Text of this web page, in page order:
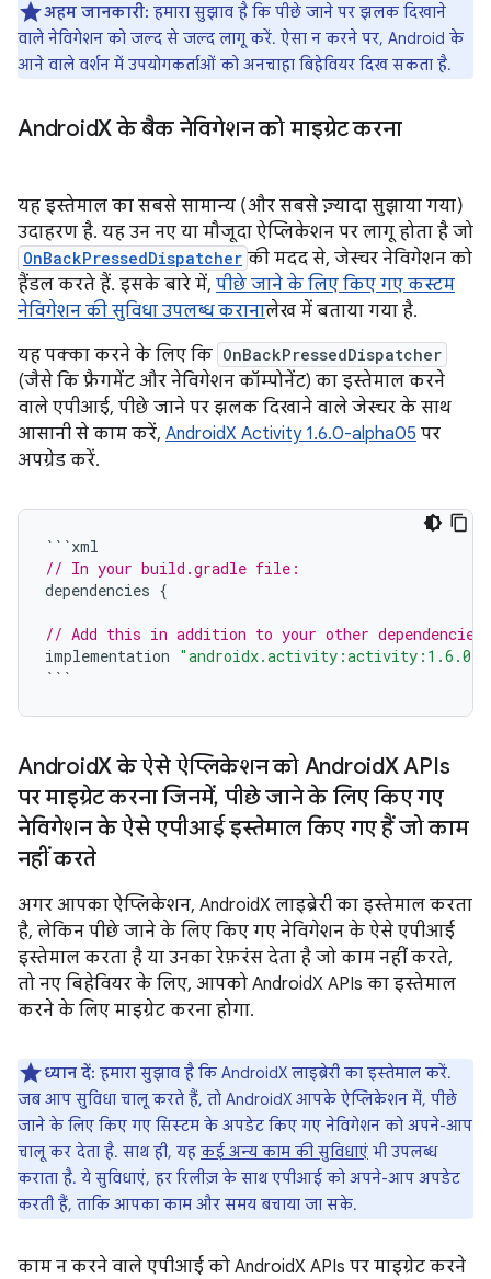
अहम जानकारी: हमारा सुझाव है कि पीछे जाने पर झलक दिखाने
वाले नेविगेशन को जल्द से जल्द लागू करें. ऐसा न करने पर, Android के
आने वाले वर्शन में उपयोगकर्ताओं को अनचाहा बिहेवियर दिख सकता है.
AndroidX के बैक नेविगेशन को माइग्रेट करना
यह इस्तेमाल का सबसे सामान्य (और सबसे ज़्यादा सुझाया गया)
उदाहरण है. यह उन नए या मौजूदा ऐप्लिकेशन पर लागू होता है जो
OnBackPressedDispatcher की मदद से, जेस्चर नेविगेशन को
हैंडल करते हैं. इसके बारे में, पीछे जाने के लिए किए गए कस्टम
नेविगेशन की सुविधा उपलब्ध करानालेख में बताया गया है.
यह पक्का करने के लिए कि OnBackPressedDispatcher
(जैसे कि फ़्रैगमेंट और नेविगेशन कॉम्पोनेंट) का इस्तेमाल करने
वाले एपीआई, पीछे जाने पर झलक दिखाने वाले जेस्चर के साथ
आसानी से काम करें, AndroidX Activity 1.6.0-alpha05 पर
अपग्रेड करें.
```xml
// In your build.gradle file:
dependencies {
// Add this in addition to your other dependencies
implementation "androidx.activity:activity:1.6.0-
```
AndroidX के ऐसे ऐप्लिकेशन को AndroidX APIs
पर माइग्रेट करना जिनमें, पीछे जाने के लिए किए गए
नेविगेशन के ऐसे एपीआई इस्तेमाल किए गए हैं जो काम
नहीं करते
अगर आपका ऐप्लिकेशन, AndroidX लाइब्रेरी का इस्तेमाल करता
है, लेकिन पीछे जाने के लिए किए गए नेविगेशन के ऐसे एपीआई
इस्तेमाल करता है या उनका रेफ़रंस देता है जो काम नहीं करते,
तो नए बिहेवियर के लिए, आपको AndroidX APIs का इस्तेमाल
करने के लिए माइग्रेट करना होगा.
ध्यान दें: हमारा सुझाव है कि AndroidX लाइब्रेरी का इस्तेमाल करें.
जब आप सुविधा चालू करते हैं, तो AndroidX आपके ऐप्लिकेशन में, पीछे
जाने के लिए किए गए सिस्टम के अपडेट किए गए नेविगेशन को अपने-आप
चालू कर देता है. साथ ही, यह कई अन्य काम की सुविधाएं भी उपलब्ध
कराता है. ये सुविधाएं, हर रिलीज़ के साथ एपीआई को अपने-आप अपडेट
करती हैं, ताकि आपका काम और समय बचाया जा सके.
काम न करने वाले एपीआई को AndroidX APIs पर माइग्रेट करने